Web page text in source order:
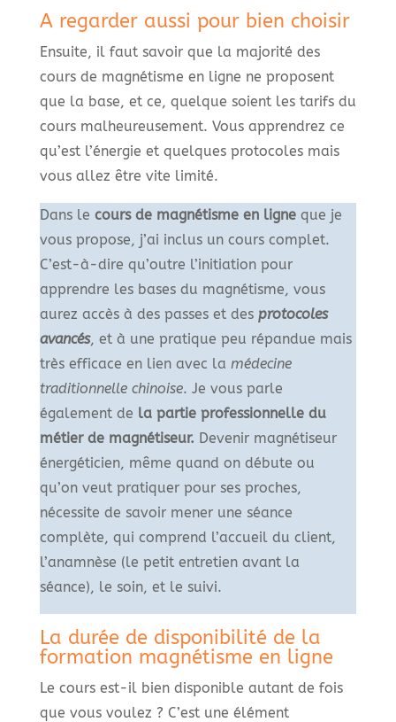
A regarder aussi pour bien choisir
Ensuite, il faut savoir que la majorité des
cours de magnétisme en ligne ne proposent
que la base, et ce, quelque soient les tarifs du
cours malheureusement. Vous apprendrez ce
qu’est l’énergie et quelques protocoles mais
vous allez être vite limité.
Dans le cours de magnétisme en ligne que je
vous propose, j’ai inclus un cours complet.
C’est-à-dire qu’outre l’initiation pour
apprendre les bases du magnétisme, vous
aurez accès à des passes et des protocoles
avancés, et à une pratique peu répandue mais
très efficace en lien avec la médecine
traditionnelle chinoise. Je vous parle
également de la partie professionnelle du
métier de magnétiseur. Devenir magnétiseur
énergéticien, même quand on débute ou
qu’on veut pratiquer pour ses proches,
nécessite de savoir mener une séance
complète, qui comprend l’accueil du client,
l’anamnèse (le petit entretien avant la
séance), le soin, et le suivi.
La durée de disponibilité de la
formation magnétisme en ligne
Le cours est-il bien disponible autant de fois
que vous voulez ? C’est une élément